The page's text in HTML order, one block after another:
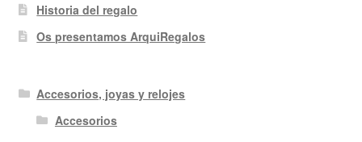
Historia del regalo
Os presentamos ArquiRegalos
Accesorios, joyas y relojes
Accesorios